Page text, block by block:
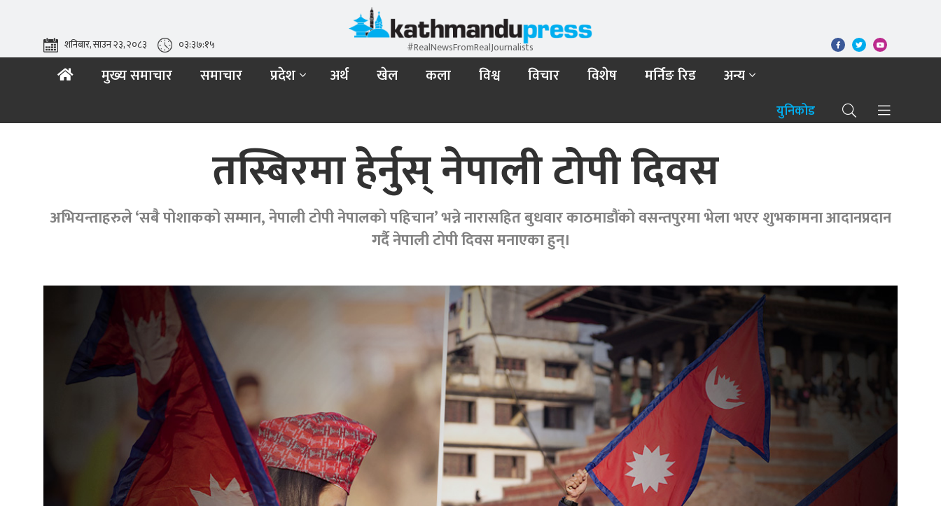
#RealNewsFromRealJournalists
शनिबार, साउन २३, २०८३ ०३:३७:१७
मुख्य समाचार समाचार प्रदेश अर्थ खेल कला विश्व विचार विशेष मर्निङ रिड अन्य
युनिकोड
तस्बिरमा हेर्नुस् नेपाली टोपी दिवस
अभियन्ताहरुले ‘सबै पोशाकको सम्मान, नेपाली टोपी नेपालको पहिचान’ भन्ने नारासहित बुधवार काठमाडौंको वसन्तपुरमा भेला भएर शुभकामना आदानप्रदान
गर्दै नेपाली टोपी दिवस मनाएका हुन्।